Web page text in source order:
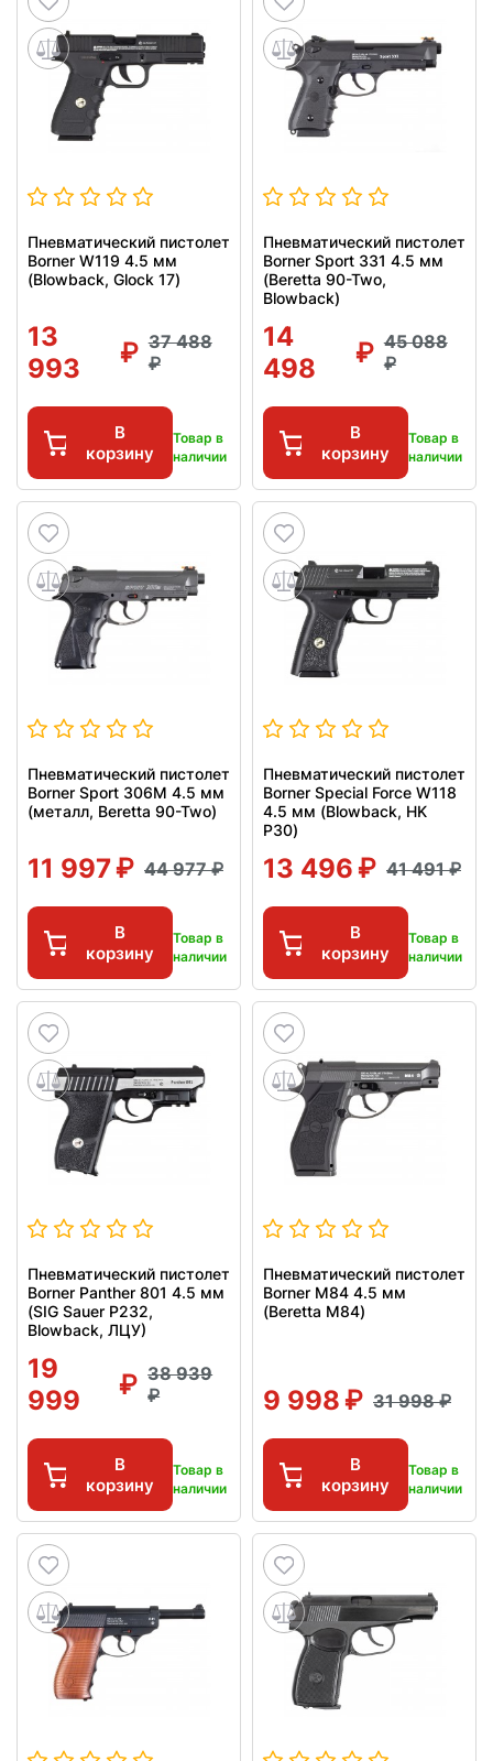
Пневматический пистолет
Borner W119 4.5 мм
(Blowback, Glock 17)
13
993
37 488
В
корзину
Товар в
наличии
Пневматический пистолет
Borner Sport 331 4.5 мм
(Beretta 90-Two,
Blowback)
14
498
45 088
В
корзину
Товар в
наличии
Пневматический пистолет
Borner Sport 306M 4.5 мм
(металл, Beretta 90-Two)
11 997 44 977
В
корзину
Товар в
наличии
Пневматический пистолет
Borner Special Force W118
4.5 мм (Blowback, HK
P30)
13 496 41 491
В
корзину
Товар в
наличии
Пневматический пистолет
Borner Panther 801 4.5 мм
(SIG Sauer P232,
Blowback, ЛЦУ)
19
999
38 939
В
корзину
Товар в
наличии
Пневматический пистолет
Borner M84 4.5 мм
(Beretta M84)
9 998 31 998
В
корзину
Товар в
наличии